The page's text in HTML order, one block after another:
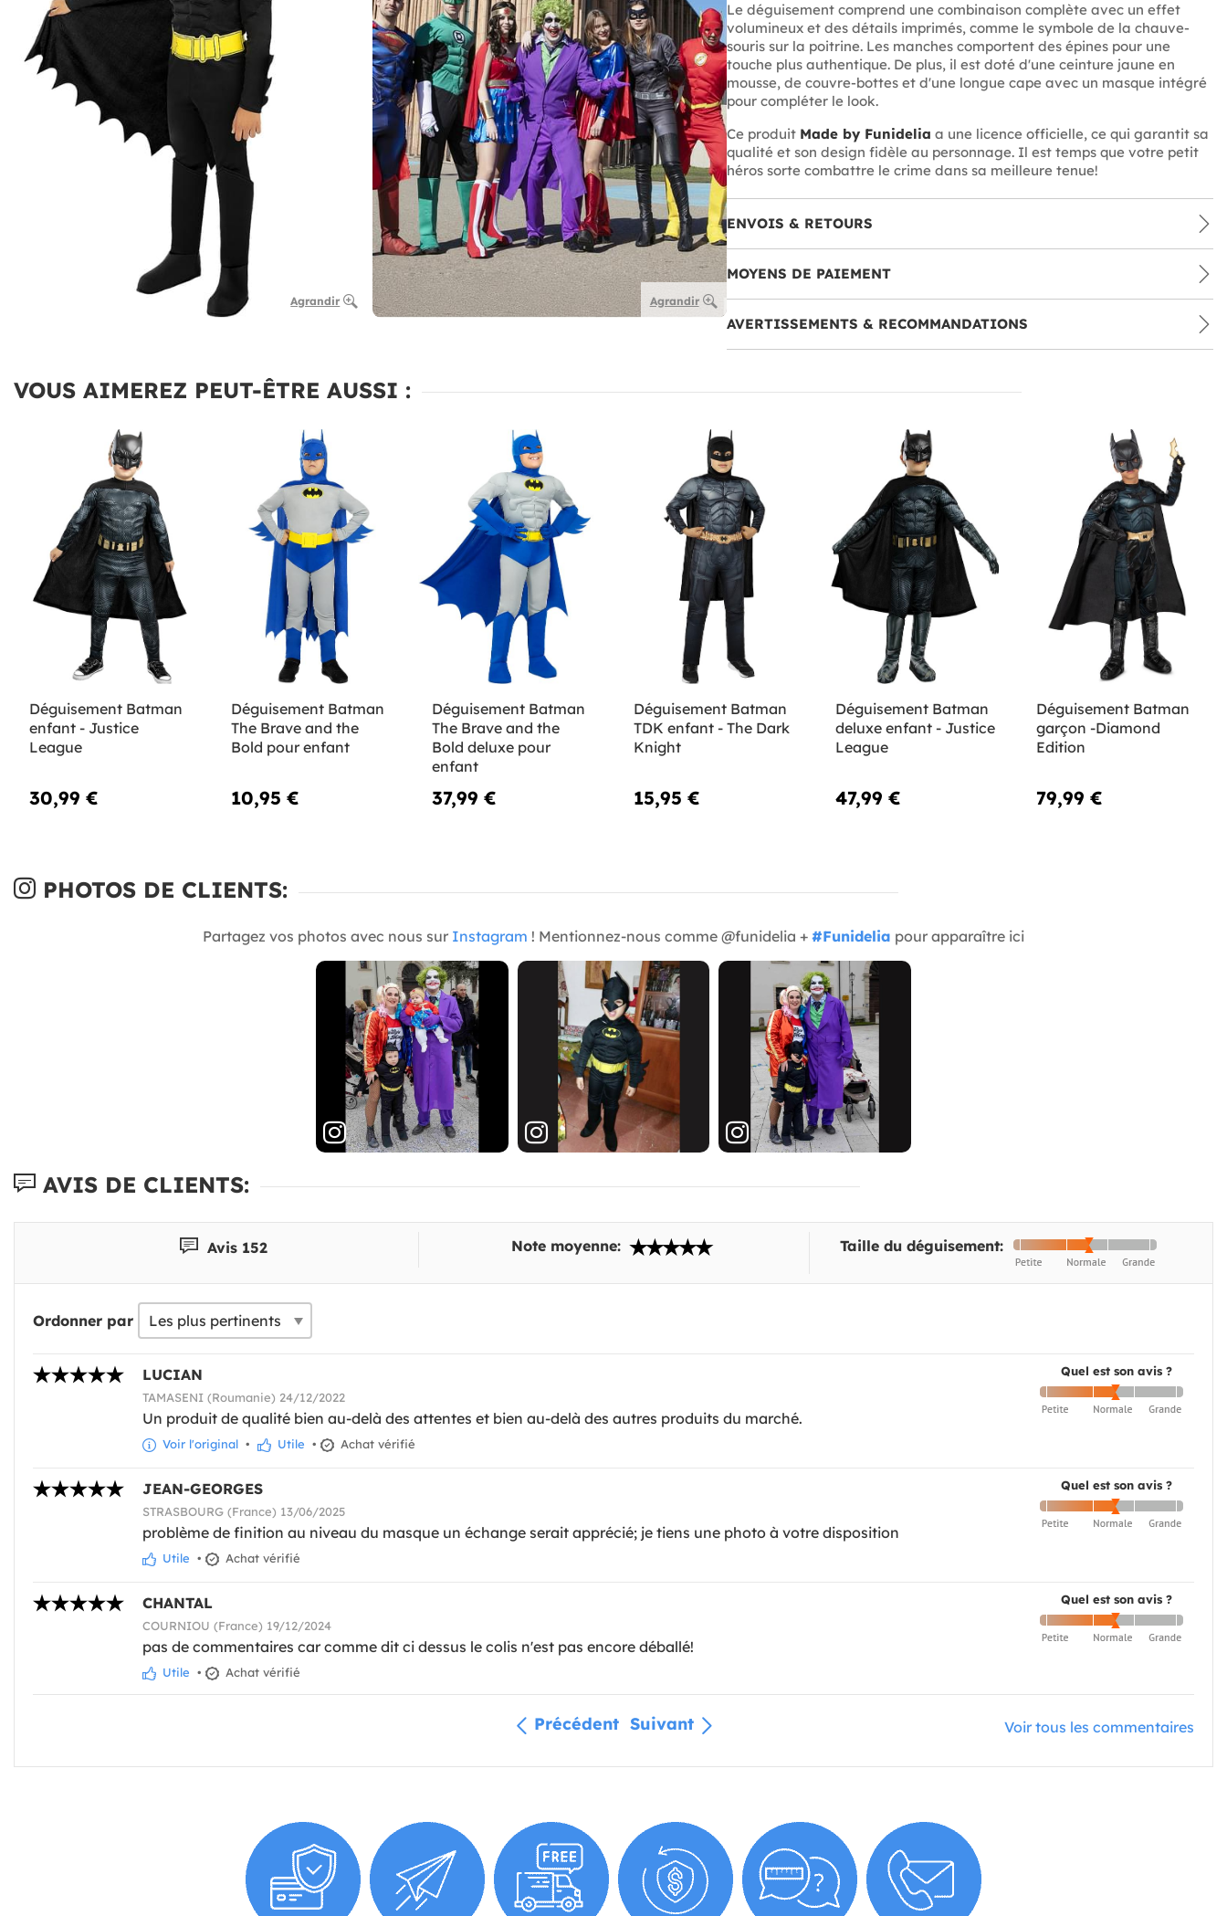
Agrandir Agrandir
Le déguisement comprend une combinaison complète avec un effet
volumineux et des détails imprimés, comme le symbole de la chauve-
souris sur la poitrine. Les manches comportent des épines pour une
touche plus authentique. De plus, il est doté d'une ceinture jaune en
mousse, de couvre-bottes et d'une longue cape avec un masque intégré
pour compléter le look.
Ce produit Made by Funidelia a une licence officielle, ce qui garantit sa
qualité et son design fidèle au personnage. Il est temps que votre petit
héros sorte combattre le crime dans sa meilleure tenue!
ENVOIS & RETOURS
MOYENS DE PAIEMENT
AVERTISSEMENTS & RECOMMANDATIONS
VOUS AIMEREZ PEUT-ÊTRE AUSSI :
Déguisement Batman
enfant - Justice
League
30,99 €
Déguisement Batman
The Brave and the
Bold pour enfant
10,95 €
Déguisement Batman
The Brave and the
Bold deluxe pour
enfant
37,99 €
Déguisement Batman
TDK enfant - The Dark
Knight
15,95 €
Déguisement Batman
deluxe enfant - Justice
League
47,99 €
Déguisement Batman
garçon -Diamond
Edition
79,99 €
PHOTOS DE CLIENTS:
Partagez vos photos avec nous sur Instagram ! Mentionnez-nous comme @funidelia + #Funidelia pour apparaître ici
AVIS DE CLIENTS:
Avis 152 Note moyenne: Taille du déguisement:
Ordonner par
Quel est son avis ?
LUCIAN
TAMASENI (Roumanie) 24/12/2022
Un produit de qualité bien au-delà des attentes et bien au-delà des autres produits du marché.
Voir l'original • Utile • Achat vérifié
Quel est son avis ?
JEAN-GEORGES
STRASBOURG (France) 13/06/2025
problème de finition au niveau du masque un échange serait apprécié; je tiens une photo à votre disposition
Utile • Achat vérifié
Quel est son avis ?
CHANTAL
COURNIOU (France) 19/12/2024
pas de commentaires car comme dit ci dessus le colis n'est pas encore déballé!
Utile • Achat vérifié
Précédent Suivant Voir tous les commentaires